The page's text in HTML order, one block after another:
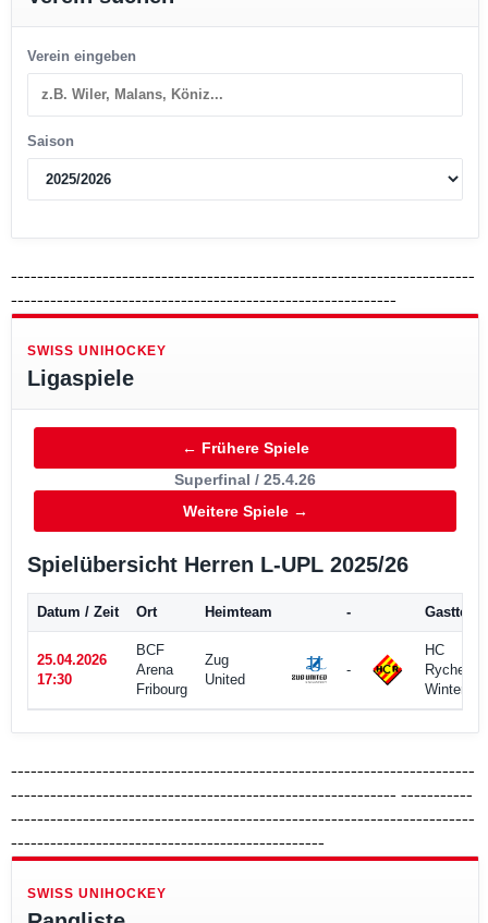
-----------------------------------------------------------------------
-----------------------------------------------------------
-----------------------------------------------------------------------
----------------------------------------------------------- -----------
-----------------------------------------------------------------------
------------------------------------------------